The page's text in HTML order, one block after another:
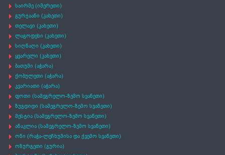
საირმე (იმერეთი)
გურჯაანი (კახეთი)
თელავი (კახეთი)
ლაგოდეხი (კახეთი)
სიღნაღი (კახეთი)
ყვარელი (კახეთი)
ბათუმი (აჭარა)
ქობულეთი (აჭარა)
კვარიათი (აჭარა)
ფოთი (სამეგრელო-ზემო სვანეთი)
ზუგდიდი (სამეგრელო-ზემო სვანეთი)
მესტია (სამეგრელო-ზემო სვანეთი)
ანაკლია (სამეგრელო-ზემო სვანეთი)
ონი (რაჭა-ლეჩხუმისა და ქვემო სვანეთი)
ოზურგეთი (გურია)